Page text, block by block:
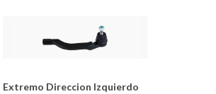
Extremo Direccion Izquierdo